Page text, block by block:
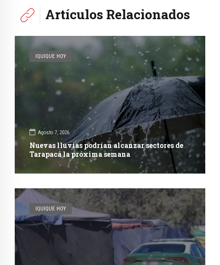
Artículos Relacionados
IQUIQUE HOY
Agosto 7, 2026
Nuevas lluvias podrían alcanzar sectores de
Tarapacá la próxima semana
IQUIQUE HOY